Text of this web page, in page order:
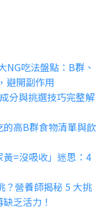
NG吃法盤點：B群、
避開副作用
分與挑選技巧完整解
高B群食物清單與飲
=沒吸收」迷思：4
？營養師揭秘 5 大挑
乏活力！